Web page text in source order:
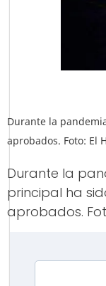
Durante la
aprobados. Foto: El
Durante la
principal ha
aprobados.